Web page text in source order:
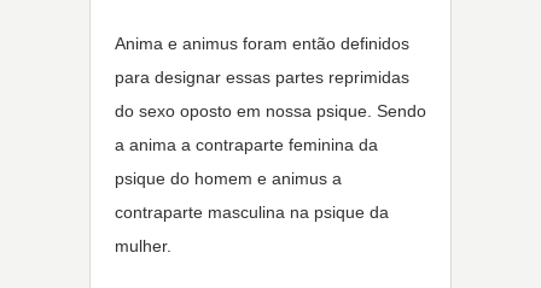
Anima e animus foram então definidos
para designar essas partes reprimidas
do sexo oposto em nossa psique. Sendo
a anima a contraparte feminina da
psique do homem e animus a
contraparte masculina na psique da
mulher.